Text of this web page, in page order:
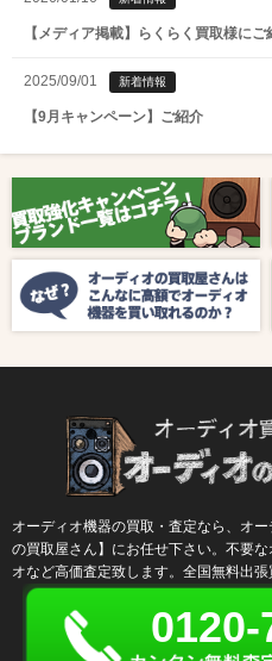
【メディア掲載】らくらく買取様にご
2025/09/01 新着情報
【9月キャンペーン】ご紹介
【8月キャンペーン】ご紹介
2024/10/04 新着情報
【ラジオ番組放送のお知らせ】
オーディオ機器の買取・査定なら、オ
の買取屋さん】にお任せ下さい。不要
オなど高価査定致します。全国無料出張
0120-